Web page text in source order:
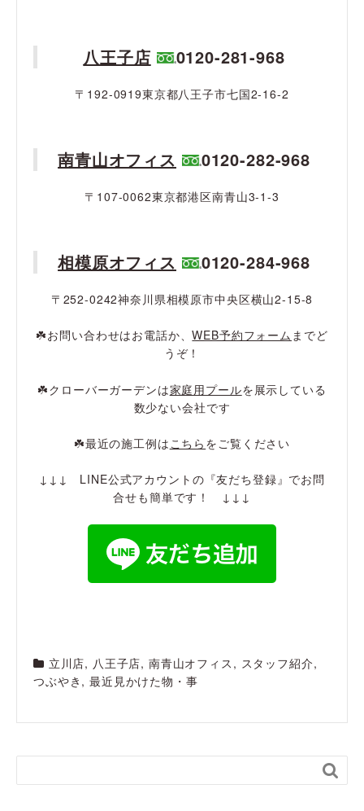
八王子店 0120-281-968
〒192-0919東京都八王子市七国2-16-2
南青山オフィス 0120-282-968
〒107-0062東京都港区南青山3-1-3
相模原オフィス 0120-284-968
〒252-0242神奈川県相模原市中央区横山2-15-8
☘️お問い合わせはお電話か、WEB予約フォーム までど
うぞ！
☘️クローバーガーデンは家庭用プールを展示している
数少ない会社です
☘️最近の施工例はこちら をご覧ください
↓↓↓ LINE公式アカウントの『友だち登録』でお問
合せも簡単です！ ↓↓↓
立川店, 八王子店, 南青山オフィス , スタッフ紹介,
つぶやき ,最近見かけた物・事
